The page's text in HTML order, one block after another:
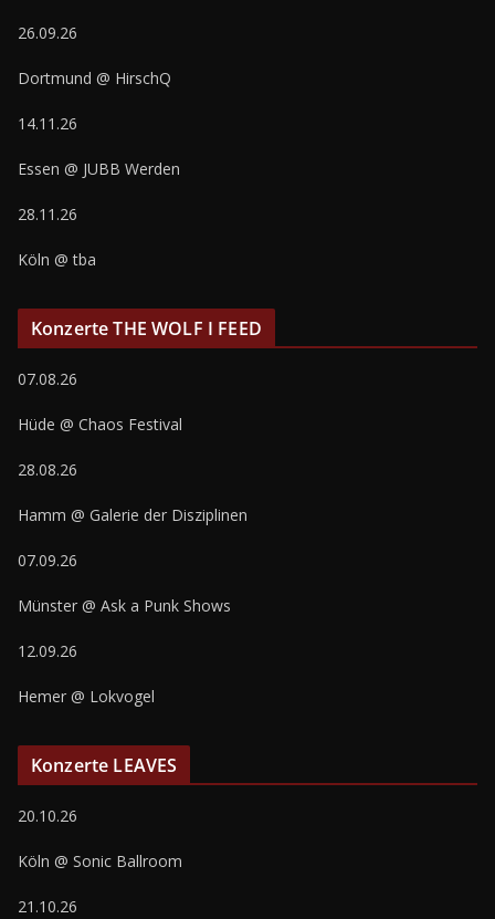
26.09.26
Dortmund @ HirschQ
14.11.26
Essen @ JUBB Werden
28.11.26
Köln @ tba
Konzerte THE WOLF I FEED
07.08.26
Hüde @ Chaos Festival
28.08.26
Hamm @ Galerie der Disziplinen
07.09.26
Münster @ Ask a Punk Shows
12.09.26
Hemer @ Lokvogel
Konzerte LEAVES
20.10.26
Köln @ Sonic Ballroom
21.10.26